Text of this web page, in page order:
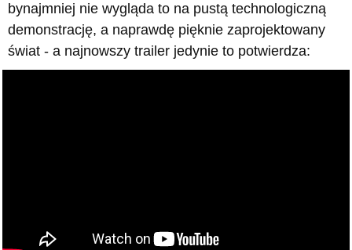
bynajmniej nie wygląda to na pustą technologiczną
demonstrację, a naprawdę pięknie zaprojektowany
świat - a najnowszy trailer jedynie to potwierdza: